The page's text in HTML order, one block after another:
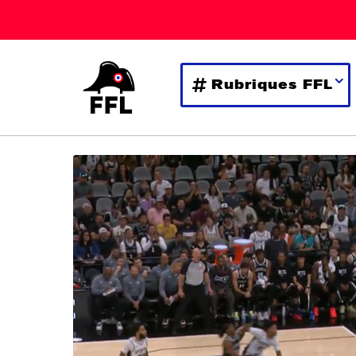
Rubriques FFL